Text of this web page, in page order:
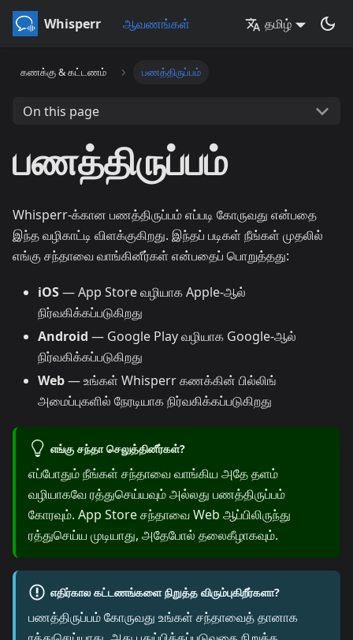
Whisperr ஆவணங்கள் தமிழ்
கணக்கு & கட்டணம் பணத்திருப்பம்
On this page
பணத்திருப்பம்
Whisperr-க்கான பணத்திருப்பம் எப்படி கோருவது என்பதை
இந்த வழிகாட்டி விளக்குகிறது. இந்தப் படிகள் நீங்கள் முதலில்
எங்கு சந்தாவை வாங்கினீர்கள் என்பதைப் பொறுத்தது:
iOS— App Store வழியாக Apple-ஆல்
நிர்வகிக்கப்படுகிறது
Android — Google Play வழியாக Google-ஆல்
நிர்வகிக்கப்படுகிறது
Web— உங்கள் Whisperr கணக்கின் பில்லிங்
அமைப்புகளில் நேரடியாக நிர்வகிக்கப்படுகிறது
எங்கு சந்தா செலுத்தினீர்கள்?
எப்போதும் நீங்கள் சந்தாவை வாங்கிய அதே தளம்
வழியாகவே ரத்துசெய்யவும் அல்லது பணத்திருப்பம்
கோரவும். App Store சந்தாவை Web ஆப்பிலிருந்து
ரத்துசெய்ய முடியாது, அதேபோல் தலைகீழாகவும்.
எதிர்கால கட்டணங்களை நிறுத்த விரும்புகிறீர்களா?
பணத்திருப்பம் கோருவது உங்கள் சந்தாவைத் தானாக